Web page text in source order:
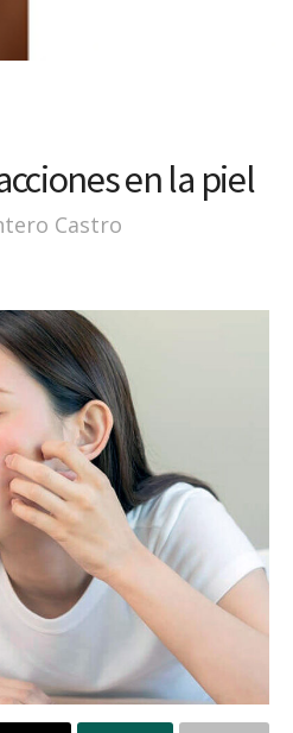
en la piel
Castro